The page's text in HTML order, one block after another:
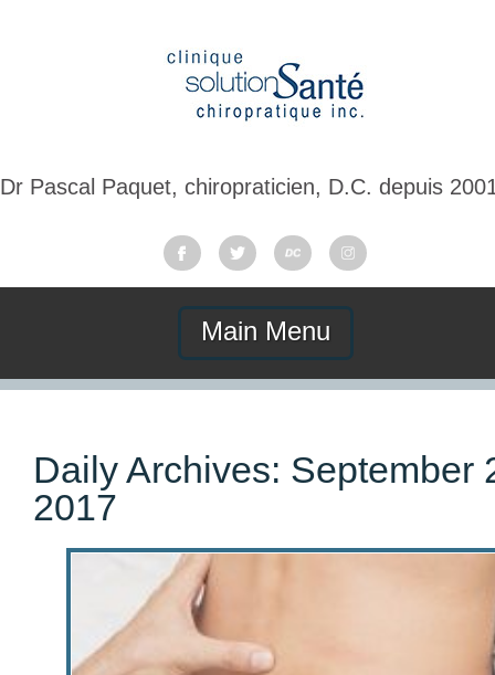
Dr Pascal Paquet, chiropraticien, D.C. depuis
Main Menu
Daily Archives: September
2017